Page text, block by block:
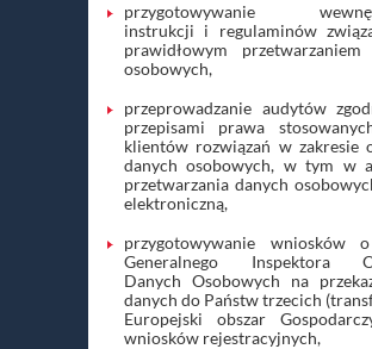
przygotowywanie
instrukcji i regulaminów
prawidłowym przetwarzaniem
osobowych,
przeprowadzanie audytów
przepisami prawa
klientów rozwiązań w zakresie
danych osobowych, w tym w
przetwarzania danych
elektroniczną,
przygotowywanie wniosków
Generalnego Inspektora
Danych Osobowych na
danych do Państw trzecich
Europejski obszar
wniosków rejestracyjnych,